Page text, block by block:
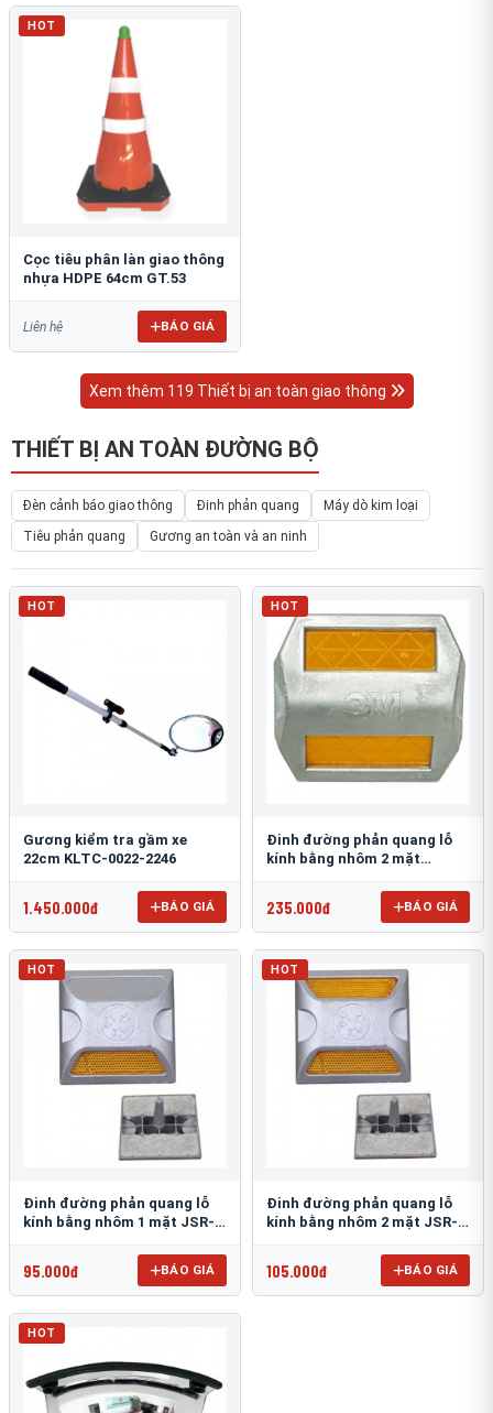
HOT
Cọc tiêu phân làn giao thông
nhựa HDPE 64cm GT.53
Liên hệ BÁO GIÁ
Xem thêm 119 Thiết bị an toàn giao thông
THIẾT BỊ AN TOÀN ĐƯỜNG BỘ
Đèn cảnh báo giao thông Đinh phản quang
Máy dò kim loại
Tiêu phản quang
Gương an toàn và an ninh
HOT
Gương kiểm tra gầm xe
22cm KLTC-0022-2246
1.450.000đ BÁO GIÁ
HOT
Đinh đường phản quang lỗ
kính bằng nhôm 2 mặt
235.000đ BÁO GIÁ
HOT
Đinh đường phản quang lỗ
kính bằng nhôm 1 mặt JSR-
95.000đ BÁO GIÁ
HOT
Đinh đường phản quang lỗ
kính bằng nhôm 2 mặt JSR-
105.000đ BÁO GIÁ
HOT